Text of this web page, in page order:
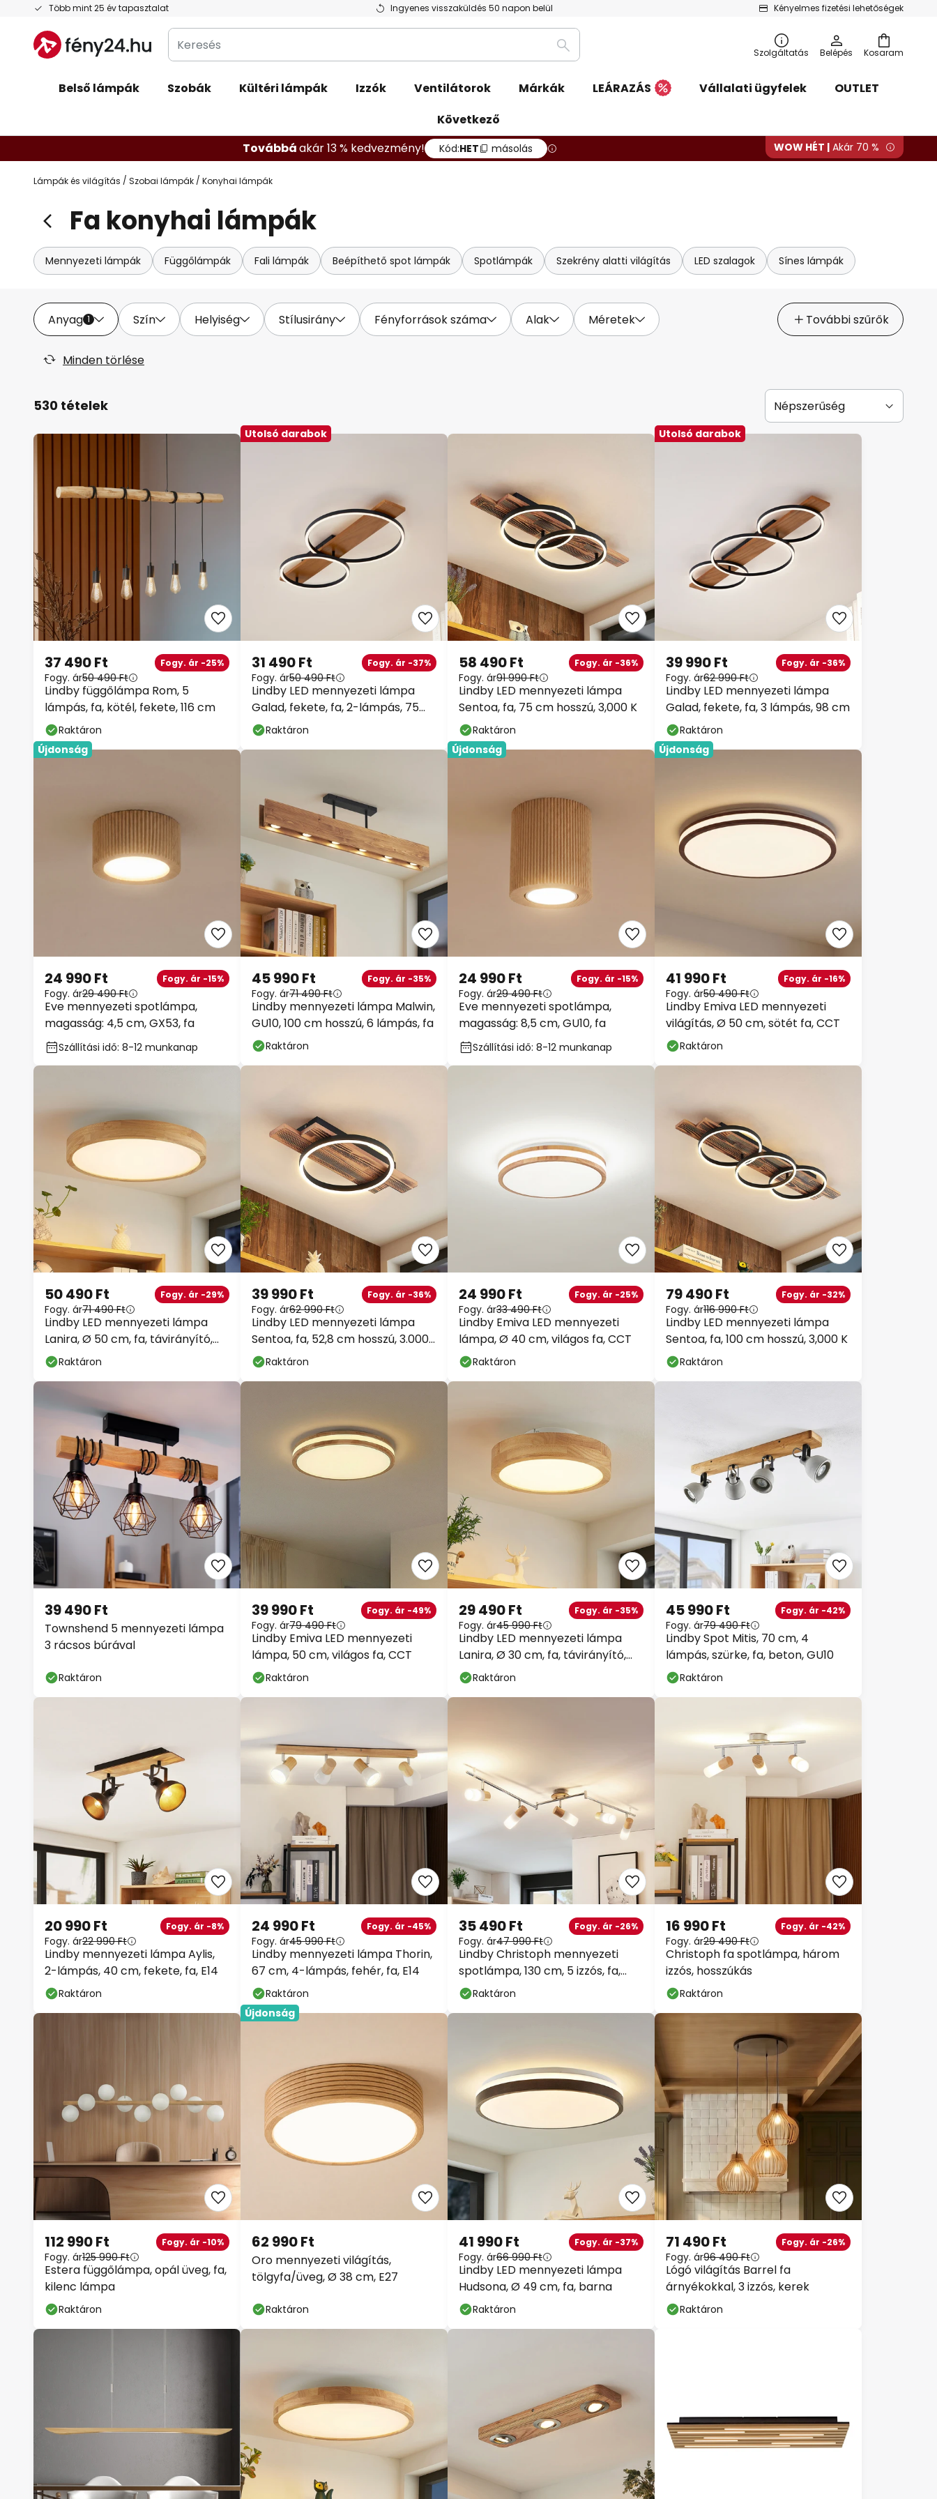
Több mint 25 év tapasztalat Ingyenes visszaküldés 50 napon belül Kényelmes fizetési lehetőségek
Ugrás
tartalomhoz
Kosaram
Keresés
Keresés
Szolgáltatás Belépés
Belső lámpák Szobák Kültéri lámpák Izzók Ventilátorok Márkák LEÁRAZÁS Vállalati ügyfelek
OUTLET
Következő
Továbbáakár 13 % kedvezmény! Kód:HET másolás WOW HÉT | Akár 70 %
Lámpák és világítás Szobai lámpák Konyhai lámpák
Fa konyhai lámpák
Mennyezeti lámpák Függőlámpák Fali lámpák Beépíthető spot lámpák Spotlámpák Szekrény alatti világítás LED szalagok Sínes lámpák
Anyag 1 Szín Helyiség Stílusirány Fényforrások száma Alak Méretek További szűrők
Minden törlése
530 tételek
Lindby függőlámpa Rom, 5
lámpás, fa, kötél, fekete, 116 cm
37 490 Ft Fogy. ár -25%
Fogy. ár50 490 Ft
Raktáron
Utolsó darabok
Lindby LED mennyezeti lámpa
Galad, fekete, fa, 2-lámpás, 75
cm
31 490 Ft Fogy. ár -37%
Fogy. ár50 490 Ft
Raktáron
Lindby LED mennyezeti lámpa
Sentoa, fa, 75 cm hosszú, 3,000 K
58 490 Ft Fogy. ár -36%
Fogy. ár91 990 Ft
Raktáron
Utolsó darabok
Lindby LED mennyezeti lámpa
Galad, fekete, fa, 3 lámpás, 98 cm
39 990 Ft Fogy. ár -36%
Fogy. ár62 990 Ft
Raktáron
Újdonság
Eve mennyezeti spotlámpa,
magasság: 4,5 cm, GX53, fa
24 990 Ft Fogy. ár -15%
Fogy. ár29 490 Ft
Szállítási idő: 8-12 munkanap
Lindby mennyezeti lámpa Malwin,
GU10, 100 cm hosszú, 6 lámpás, fa
45 990 Ft Fogy. ár -35%
Fogy. ár71 490 Ft
Raktáron
Újdonság
Eve mennyezeti spotlámpa,
magasság: 8,5 cm, GU10, fa
24 990 Ft Fogy. ár -15%
Fogy. ár29 490 Ft
Szállítási idő: 8-12 munkanap
Újdonság
Lindby Emiva LED mennyezeti
világítás, Ø 50 cm, sötét fa, CCT
41 990 Ft Fogy. ár -16%
Fogy. ár50 490 Ft
Raktáron
Lindby LED mennyezeti lámpa
Lanira, Ø 50 cm, fa, távirányító,
CCT
50 490 Ft Fogy. ár -29%
Fogy. ár71 490 Ft
Raktáron
Lindby LED mennyezeti lámpa
Sentoa, fa, 52,8 cm hosszú, 3.000
K
39 990 Ft Fogy. ár -36%
Fogy. ár62 990 Ft
Raktáron
Lindby Emiva LED mennyezeti
lámpa, Ø 40 cm, világos fa, CCT
24 990 Ft Fogy. ár -25%
Fogy. ár33 490 Ft
Raktáron
Lindby LED mennyezeti lámpa
Sentoa, fa, 100 cm hosszú, 3,000 K
79 490 Ft Fogy. ár -32%
Fogy. ár116 990 Ft
Raktáron
Townshend 5 mennyezeti lámpa
3 rácsos búrával
39 490 Ft
Raktáron
Lindby Emiva LED mennyezeti
lámpa, 50 cm, világos fa, CCT
39 990 Ft Fogy. ár -49%
Fogy. ár79 490 Ft
Raktáron
Lindby LED mennyezeti lámpa
Lanira, Ø 30 cm, fa, távirányító,
CCT
29 490 Ft Fogy. ár -35%
Fogy. ár45 990 Ft
Raktáron
Lindby Spot Mitis, 70 cm, 4
lámpás, szürke, fa, beton, GU10
45 990 Ft Fogy. ár -42%
Fogy. ár79 490 Ft
Raktáron
Lindby mennyezeti lámpa Aylis,
2-lámpás, 40 cm, fekete, fa, E14
20 990 Ft Fogy. ár -8%
Fogy. ár22 990 Ft
Raktáron
Lindby mennyezeti lámpa Thorin,
67 cm, 4-lámpás, fehér, fa, E14
24 990 Ft Fogy. ár -45%
Fogy. ár45 990 Ft
Raktáron
Lindby Christoph mennyezeti
spotlámpa, 130 cm, 5 izzós, fa,
üveg
35 490 Ft Fogy. ár -26%
Fogy. ár47 990 Ft
Raktáron
Christoph fa spotlámpa, három
izzós, hosszúkás
16 990 Ft Fogy. ár -42%
Fogy. ár29 490 Ft
Raktáron
Estera függőlámpa, opál üveg, fa,
kilenc lámpa
112 990 Ft Fogy. ár -10%
Fogy. ár125 990 Ft
Raktáron
Újdonság
Oro mennyezeti világítás,
tölgyfa/üveg, Ø 38 cm, E27
62 990 Ft
Raktáron
Lindby LED mennyezeti lámpa
Hudsona, Ø 49 cm, fa, barna
41 990 Ft Fogy. ár -37%
Fogy. ár66 990 Ft
Raktáron
Lógó világítás Barrel fa
árnyékokkal, 3 izzós, kerek
71 490 Ft Fogy. ár -26%
Fogy. ár96 490 Ft
Raktáron